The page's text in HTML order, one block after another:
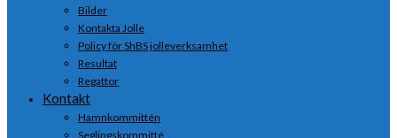
Bilder
Kontakta Jolle
Policy för ShBS jolleverksamhet
Resultat
Regattor
Kontakt
Hamnkommittén
Seglingskommitté